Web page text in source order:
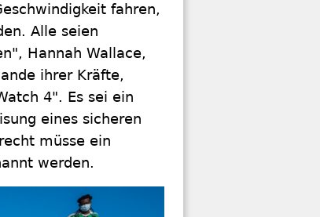
fahren,
Alle seien
Hannah Wallace,
ihrer Kräfte,
4". Es sei ein
eines sicheren
müsse ein
werden.